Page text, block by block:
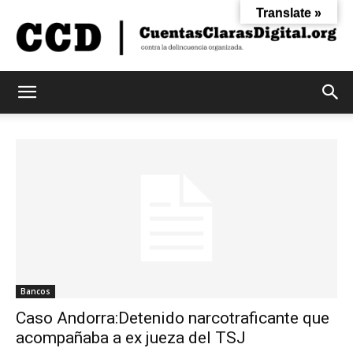
Bancos
Caso Andorra:Detenido narcotraficante que
acompañaba a ex jueza del TSJ
Translate »